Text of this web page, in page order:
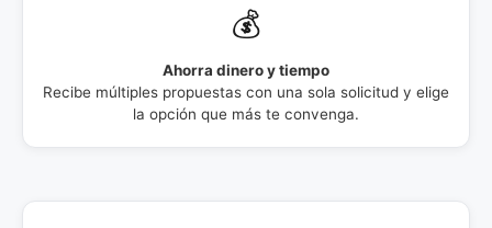
💰
Ahorra dinero y tiempo
Recibe múltiples propuestas con una sola solicitud y elige
la opción que más te convenga.